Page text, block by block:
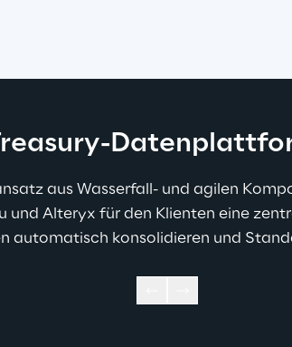
aus Wasserfall- und agilen
und Alteryx für den Klienten eine
automatisch konsolidieren und